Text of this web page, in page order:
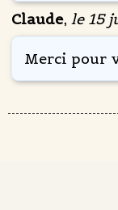
Claude, le 15
Merci pour